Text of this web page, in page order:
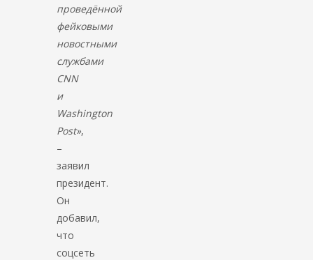
проведённой
фейковыми
новостными
службами
CNN
и
Washington
Post»,
–
заявил
президент.
Он
добавил,
что
соцсеть